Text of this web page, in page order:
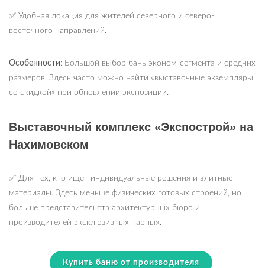
✅ Удобная локация для жителей северного и северо-
восточного направлений.
Особенности: Большой выбор бань эконом-сегмента и средних
размеров. Здесь часто можно найти «выставочные экземпляры
со скидкой» при обновлении экспозиции.
Выставочный комплекс «Экспострой» на
Нахимовском
✅ Для тех, кто ищет индивидуальные решения и элитные
материалы. Здесь меньше физических готовых строений, но
больше представительств архитектурных бюро и
производителей эксклюзивных парных.
Купить баню от производителя